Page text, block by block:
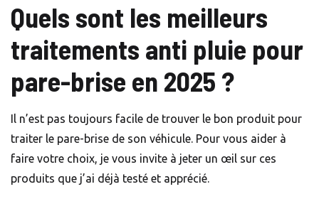
Quels sont les meilleurs
traitements anti pluie pour
pare-brise en 2025 ?
Il n’est pas toujours facile de trouver le bon produit pour
traiter le pare-brise de son véhicule. Pour vous aider à
faire votre choix, je vous invite à jeter un œil sur ces
produits que j’ai déjà testé et apprécié.